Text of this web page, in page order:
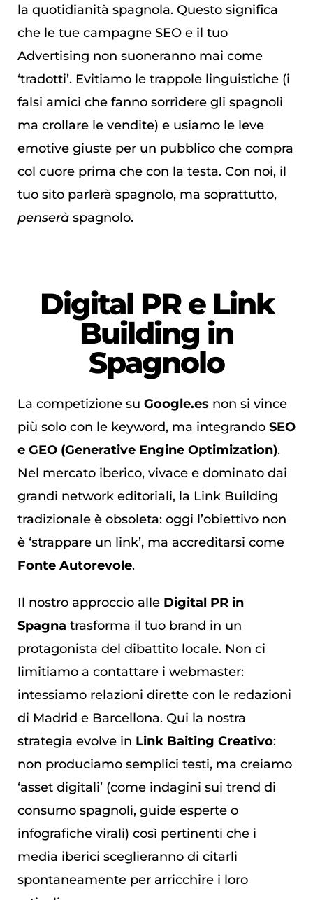
la quotidianità spagnola. Questo significa
che le tue campagne SEO e il tuo
Advertising non suoneranno mai come
‘tradotti’. Evitiamo le trappole linguistiche (i
falsi amici che fanno sorridere gli spagnoli
ma crollare le vendite) e usiamo le leve
emotive giuste per un pubblico che compra
col cuore prima che con la testa. Con noi, il
tuo sito parlerà spagnolo, ma soprattutto,
penserà spagnolo.
Digital PR e Link
Building in
Spagnolo
La competizione su Google.es non si vince
più solo con le keyword, ma integrando SEO
e GEO (Generative Engine Optimization).
Nel mercato iberico, vivace e dominato dai
grandi network editoriali, la Link Building
tradizionale è obsoleta: oggi l’obiettivo non
è ‘strappare un link’, ma accreditarsi come
Fonte Autorevole.
Il nostro approccio alle Digital PR in
Spagna trasforma il tuo brand in un
protagonista del dibattito locale. Non ci
limitiamo a contattare i webmaster:
intessiamo relazioni dirette con le redazioni
di Madrid e Barcellona. Qui la nostra
strategia evolve in Link Baiting Creativo:
non produciamo semplici testi, ma creiamo
‘asset digitali’ (come indagini sui trend di
consumo spagnoli, guide esperte o
infografiche virali) così pertinenti che i
media iberici sceglieranno di citarli
spontaneamente per arricchire i loro